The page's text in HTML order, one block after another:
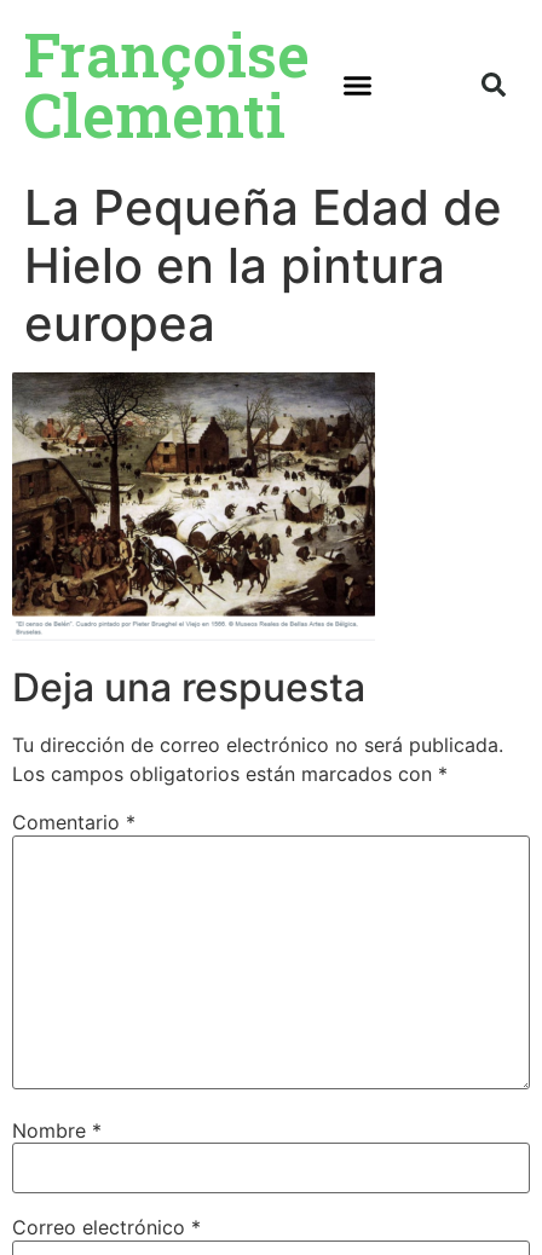
Françoise
Clementi
La Pequeña Edad de
Hielo en la pintura
europea
Deja una respuesta
Tu dirección de correo electrónico no será publicada.
Los campos obligatorios están marcados con *
Comentario *
Nombre *
Correo electrónico *